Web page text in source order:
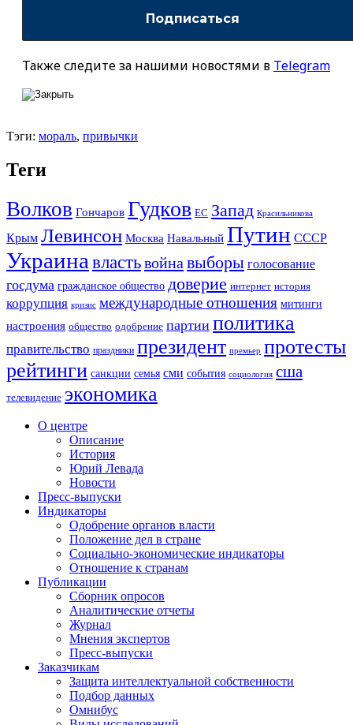
Также следите за нашими новостями в Telegram
Тэги: мораль, привычки
Теги
Волков Гончаров Гудков ЕС Запад Красильникова
Крым Левинсон Москва Навальный Путин СССР
Украина властьвойна выборы голосование
госдума гражданское общество доверие интернет история
коррупция кризис международные отношения митинги
настроения общество одобрение партии политика
правительство праздники президент премьер протесты
рейтинги санкции семья сми события социология сша
телевидение экономика
О центре
Описание
История
Юрий Левада
Новости
Пресс-выпуски
Индикаторы
Одобрение органов власти
Положение дел в стране
Социально-экономические индикаторы
Отношение к странам
Публикации
Сборник опросов
Аналитические отчеты
Журнал
Мнения экспертов
Пресс-выпуски
Заказчикам
Защита интеллектуальной собственности
Подбор данных
Омнибус